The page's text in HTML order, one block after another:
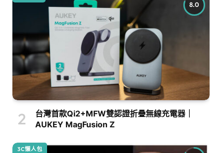
8.0
台灣首款Qi2+MFW雙認證折疊無線充電器｜
AUKEY MagFusion Z
3C懶人包